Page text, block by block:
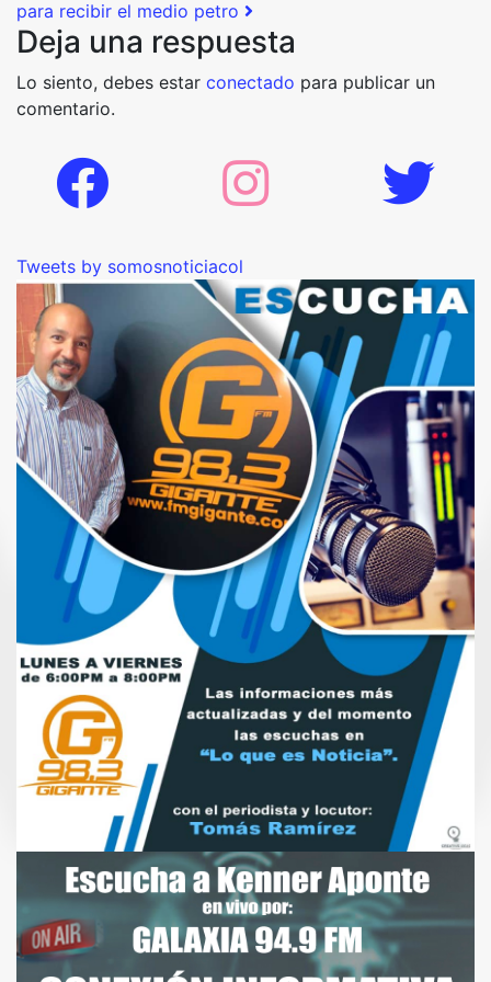
para recibir el medio petro
Deja una respuesta
Lo siento, debes estar conectado para publicar un
comentario.
Tweets by somosnoticiacol